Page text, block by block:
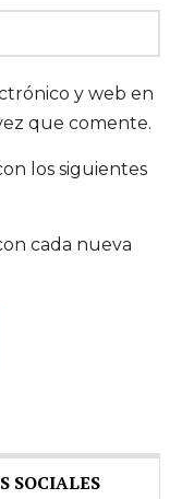
y web en
que comente.
los siguientes
cada nueva
SOCIALES